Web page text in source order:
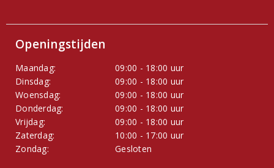
Openingstijden
Maandag:
09:00 - 18:00 uur
Dinsdag:
09:00 - 18:00 uur
Woensdag:
09:00 - 18:00 uur
Donderdag:
09:00 - 18:00 uur
Vrijdag:
09:00 - 18:00 uur
Zaterdag:
10:00 - 17:00 uur
Zondag:
Gesloten